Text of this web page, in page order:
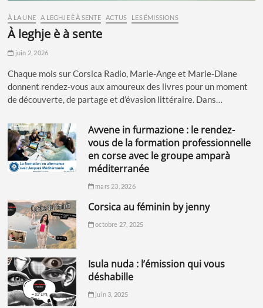
À LA UNE A LEGHJE È À SENTE ACTUS LES ÉMISSIONS
à leghje è à sente
juin 2, 2026
Chaque mois sur Corsica Radio, Marie-Ange et Marie-Diane
donnent rendez-vous aux amoureux des livres pour un moment
de découverte, de partage et d’évasion littéraire. Dans…
avvene in furmazione : le rendez-
vous de la formation professionnelle
en corse avec le groupe amparà
méditerranée
mars 23, 2026
corsica au féminin by jenny
octobre 27, 2025
isula nuda : l’émission qui vous
déshabille
juin 3, 2025